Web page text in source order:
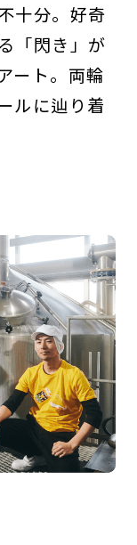
十分。好奇
「閃き」が
ート。両輪
ルに辿り着